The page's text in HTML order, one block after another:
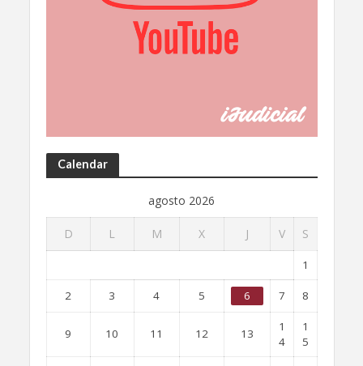
Calendar
agosto 2026
D L M X J V S
1
2 3 4 5 6 7 8
9 10 11 12 13
1
4
1
5